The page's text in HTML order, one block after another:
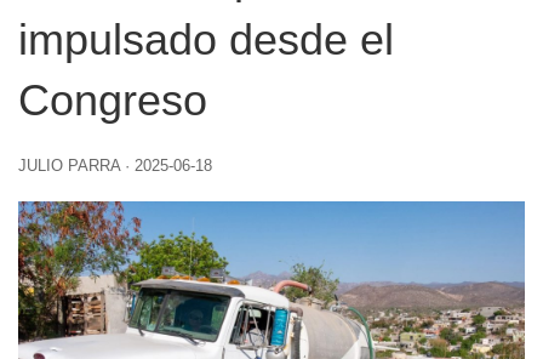
impulsado desde el
Congreso
JULIO PARRA · 2025-06-18